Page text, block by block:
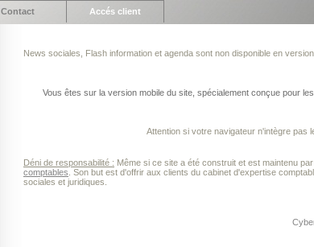
Contact Accés client
News sociales, Flash information et agenda sont non disponible en version
Vous êtes sur la version mobile du site, spécialement conçue pour
Attention si votre navigateur n'intègre pas
Déni de responsabilité : Même si ce site a été construit et est maintenu
comptables . Son but est d'offrir aux clients du cabinet d'expertise
sociales et juridiques.